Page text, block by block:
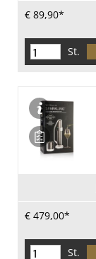
€ 89,90*
St.
€ 479,00*
St.